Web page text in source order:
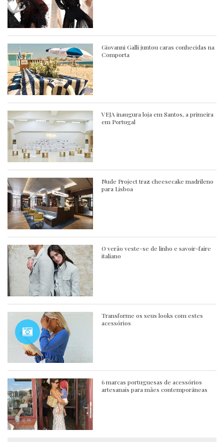
Giovanni Galli juntou caras conhecidas na
Comporta
VEJA inaugura loja em Santos, a primeira
em Portugal
Nude Project traz cheesecake madrileno
para Lisboa
O verão veste-se de linho e savoir-faire
italiano
Transforme os seus looks com estes
acessórios
6 marcas portuguesas de acessórios
artesanais para mães contemporâneas